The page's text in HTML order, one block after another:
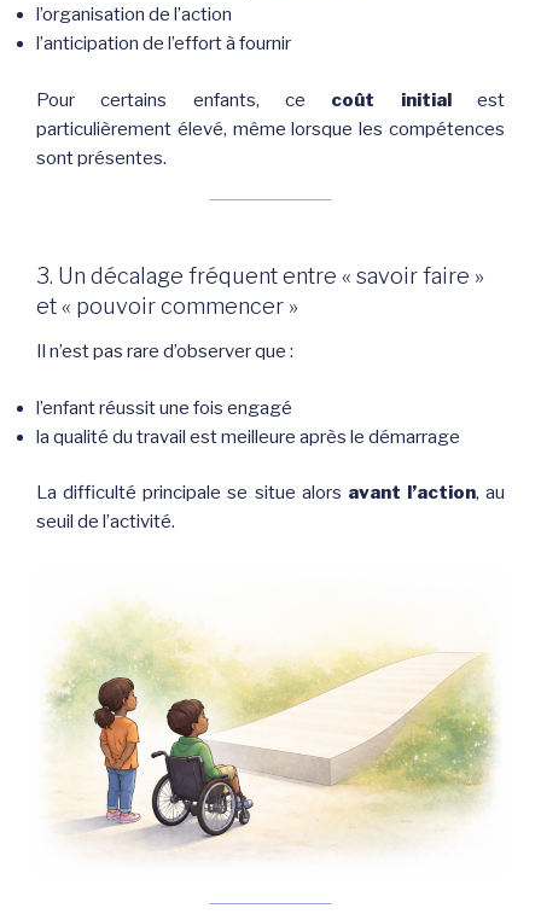
l’organisation de l’action
l’anticipation de l’effort à fournir
Pour certains enfants, ce coût initialest
particulièrement élevé, même lorsque les compétences
sont présentes.
3. Un décalage fréquent entre « savoir faire »
et « pouvoir commencer »
Il n’est pas rare d’observer que :
l’enfant réussit une fois engagé
la qualité du travail est meilleure après le démarrage
La difficulté principale se situe alors avant l’action, au
seuil de l’activité.